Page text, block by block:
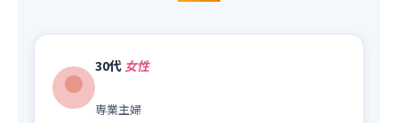
30代 女性
専業主婦